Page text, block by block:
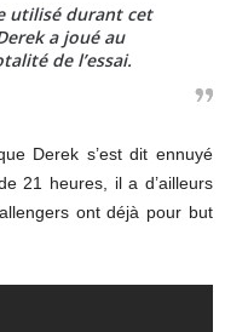
utilisé durant cet
a joué au
de l’essai.
Derek s’est dit ennuyé
21 heures, il a d’ailleurs
ont déjà pour but